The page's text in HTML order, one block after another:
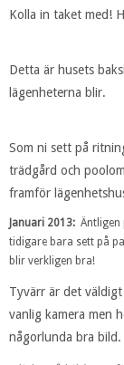
Kolla in taket med!
Detta är husets
lägenheterna blir.
Som ni sett på
trädgård och
framför
Januari 2013: Äntligen
tidigare bara sett på
blir verkligen bra!
Tyvärr är det
vanlig kamera men
någorlunda bra bild.